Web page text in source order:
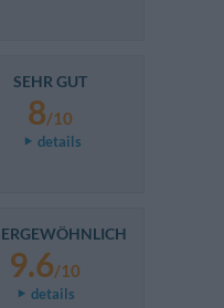
SEHR GUT
8/10
details
9.6/10
details